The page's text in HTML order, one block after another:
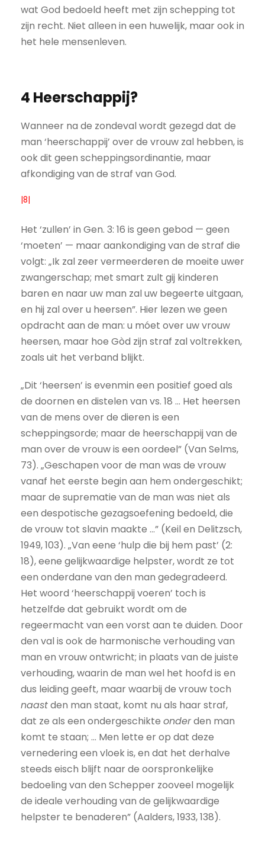
wat God bedoeld heeft met zijn schepping tot
zijn recht. Niet alleen in een huwelijk, maar ook in
het hele mensenleven.
4 Heerschappij?
Wanneer na de zondeval wordt gezegd dat de
man ‘heerschappij’ over de vrouw zal hebben, is
ook dit geen scheppingsordinantie, maar
afkondiging van de straf van God.
|8|
Het ‘zullen’ in Gen. 3: 16 is geen gebod — geen
‘moeten’ — maar aankondiging van de straf die
volgt: „Ik zal zeer vermeerderen de moeite uwer
zwangerschap; met smart zult gij kinderen
baren en naar uw man zal uw begeerte uitgaan,
en hij zal over u heersen”. Hier lezen we geen
opdracht aan de man: u móet over uw vrouw
heersen, maar hoe Gòd zijn straf zal voltrekken,
zoals uit het verband blijkt.
„Dit ‘heersen’ is evenmin een positief goed als
de doornen en distelen van vs. 18 ... Het heersen
van de mens over de dieren is een
scheppingsorde; maar de heerschappij van de
man over de vrouw is een oordeel” (Van Selms,
73). „Geschapen voor de man was de vrouw
vanaf het eerste begin aan hem ondergeschikt;
maar de suprematie van de man was niet als
een despotische gezagsoefening bedoeld, die
de vrouw tot slavin maakte ...” (Keil en Delitzsch,
1949, 103). „Van eene ‘hulp die bij hem past’ (2:
18), eene gelijkwaardige helpster, wordt ze tot
een onderdane van den man gedegradeerd.
Het woord ‘heerschappij voeren’ toch is
hetzelfde dat gebruikt wordt om de
regeermacht van een vorst aan te duiden. Door
den val is ook de harmonische verhouding van
man en vrouw ontwricht; in plaats van de juiste
verhouding, waarin de man wel het hoofd is en
dus leiding geeft, maar waarbij de vrouw toch
naastden man staat, komt nu als haar straf,
dat ze als een ondergeschikte onderden man
komt te staan; ... Men lette er op dat deze
vernedering een vloek is, en dat het derhalve
steeds eisch blijft naar de oorspronkelijke
bedoeling van den Schepper zooveel mogelijk
de ideale verhouding van de gelijkwaardige
helpster te benaderen” (Aalders, 1933, 138).